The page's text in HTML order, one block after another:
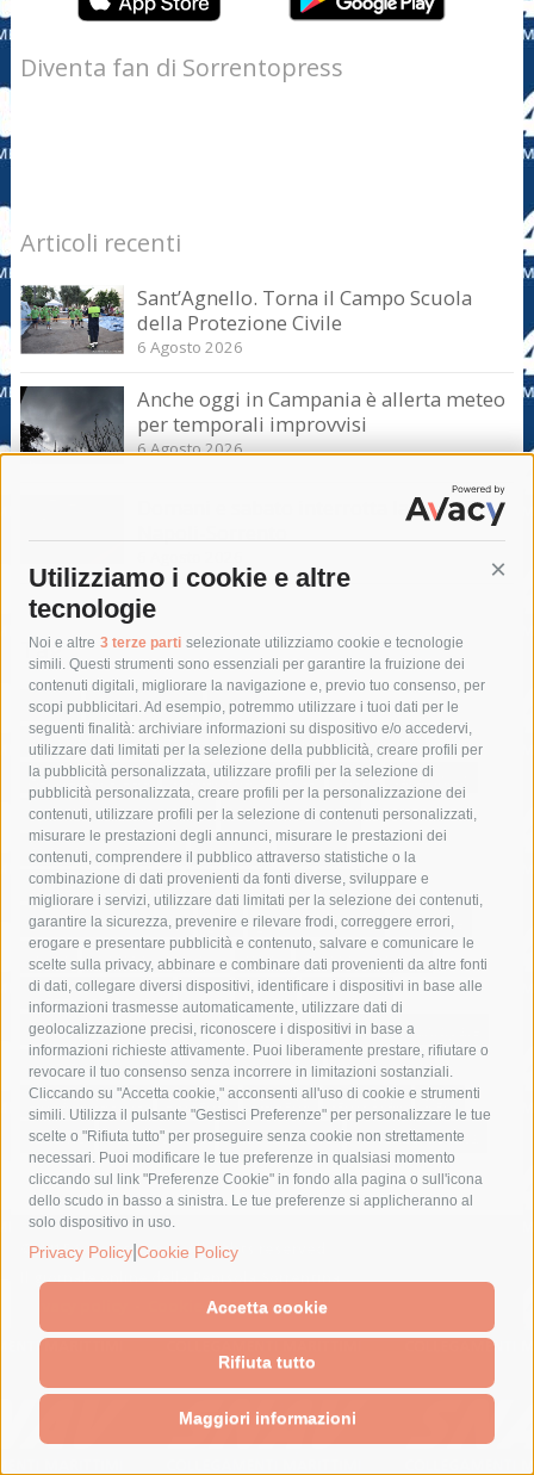
Utilizziamo i cookie e altre
tecnologie
Noi e altre 3 terze parti selezionate utilizziamo cookie e tecnologie
simili. Questi strumenti sono essenziali per garantire la fruizione dei
contenuti digitali, migliorare la navigazione e, previo tuo consenso, per
scopi pubblicitari. Ad esempio, potremmo utilizzare i tuoi dati per le
seguenti finalità: archiviare informazioni su dispositivo e/o accedervi,
utilizzare dati limitati per la selezione della pubblicità, creare profili per
la pubblicità personalizzata, utilizzare profili per la selezione di
pubblicità personalizzata, creare profili per la personalizzazione dei
contenuti, utilizzare profili per la selezione di contenuti personalizzati,
misurare le prestazioni degli annunci, misurare le prestazioni dei
contenuti, comprendere il pubblico attraverso statistiche o la
combinazione di dati provenienti da fonti diverse, sviluppare e
migliorare i servizi, utilizzare dati limitati per la selezione dei contenuti,
garantire la sicurezza, prevenire e rilevare frodi, correggere errori,
erogare e presentare pubblicità e contenuto, salvare e comunicare le
scelte sulla privacy, abbinare e combinare dati provenienti da altre fonti
di dati, collegare diversi dispositivi, identificare i dispositivi in base alle
informazioni trasmesse automaticamente, utilizzare dati di
geolocalizzazione precisi, riconoscere i dispositivi in base a
informazioni richieste attivamente. Puoi liberamente prestare, rifiutare o
revocare il tuo consenso senza incorrere in limitazioni sostanziali.
Cliccando su "Accetta cookie," acconsenti all'uso di cookie e strumenti
simili. Utilizza il pulsante "Gestisci Preferenze" per personalizzare le tue
scelte o "Rifiuta tutto" per proseguire senza cookie non strettamente
necessari. Puoi modificare le tue preferenze in qualsiasi momento
cliccando sul link "Preferenze Cookie" in fondo alla pagina o sull'icona
dello scudo in basso a sinistra. Le tue preferenze si applicheranno al
solo dispositivo in uso.
Privacy Policy Cookie Policy
Accetta cookie
Rifiuta tutto
Maggiori informazioni
Diventa fan di Sorrentopress
Articoli recenti
Sant’Agnello. Torna il Campo Scuola
della Protezione Civile
6 Agosto 2026
Anche oggi in Campania è allerta meteo
per temporali improvvisi
6 Agosto 2026
Domani e sabato interrotta la linea Eav
Tag
acqua allerta meteo
anas
area marina protetta di punta campanella
arresto
Asl Napoli 3 sud
capitaneria di porto capri
carabinieri
castellammare di stabia
circumvesuviana
comune di sorrento
concerto
contagi
costiera amalfitana
covid-19 eav
elezioni
fondazione sorrento
gori guardia costiera
incidente
lavori
lorenzo balducelli mare
massa lubrense
massimo coppola
Meta napoli
ordinanza
penisola sorrentina
piano di sorrento
polizia municipale
protezione civile
Regione Campania
sant'agnello
sindaco cuomo
sorrento studenti temporali
treni
turismo
Vico Equense villa fiorentino vincenzo de luca
© 2015 SorrentoPress. All rights reserved.
Il giornale online della Penisola Sorrentina
Cookie Policy